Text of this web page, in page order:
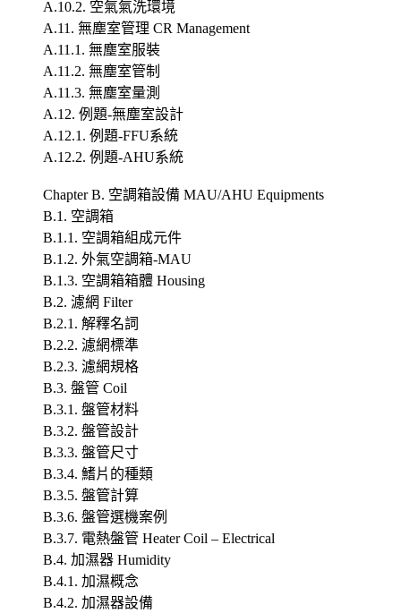
A.10.2. 空氣氣洗環境
A.11. 無塵室管理 CR Management
A.11.1. 無塵室服裝
A.11.2. 無塵室管制
A.11.3. 無塵室量測
A.12. 例題-無塵室設計
A.12.1. 例題-FFU系統
A.12.2. 例題-AHU系統
Chapter B. 空調箱設備 MAU/AHU Equipments
B.1. 空調箱
B.1.1. 空調箱組成元件
B.1.2. 外氣空調箱-MAU
B.1.3. 空調箱箱體 Housing
B.2. 濾網 Filter
B.2.1. 解釋名詞
B.2.2. 濾網標準
B.2.3. 濾網規格
B.3. 盤管 Coil
B.3.1. 盤管材料
B.3.2. 盤管設計
B.3.3. 盤管尺寸
B.3.4. 鰭片的種類
B.3.5. 盤管計算
B.3.6. 盤管選機案例
B.3.7. 電熱盤管 Heater Coil – Electrical
B.4. 加濕器 Humidity
B.4.1. 加濕概念
B.4.2. 加濕器設備